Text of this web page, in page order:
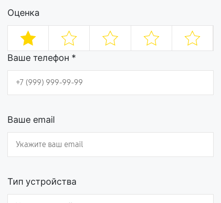
Оценка
Ваше телефон *
Ваше email
Тип устройства